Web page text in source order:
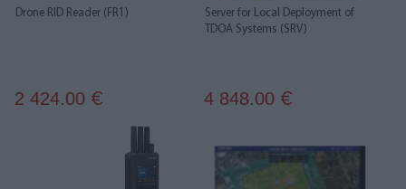
Drone RID Reader (FR1)
2 424.00 €
Server for Local Deployment of
TDOA Systems (SRV)
4 848.00 €